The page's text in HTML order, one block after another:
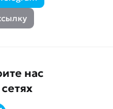
нас